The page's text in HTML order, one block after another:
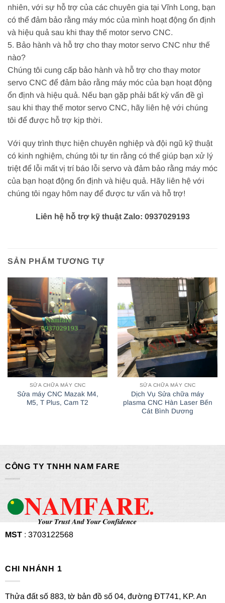
nhiên, với sự hỗ trợ của các chuyên gia tại Vĩnh Long, bạn
có thể đảm bảo rằng máy móc của mình hoạt động ổn định
và hiệu quả sau khi thay thế motor servo CNC.
5. Bảo hành và hỗ trợ cho thay motor servo CNC như thế
nào?
Chúng tôi cung cấp bảo hành và hỗ trợ cho thay motor
servo CNC để đảm bảo rằng máy móc của bạn hoạt động
ổn định và hiệu quả. Nếu bạn gặp phải bất kỳ vấn đề gì
sau khi thay thế motor servo CNC, hãy liên hệ với chúng
tôi để được hỗ trợ kịp thời.
Với quy trình thực hiện chuyên nghiệp và đội ngũ kỹ thuật
có kinh nghiệm, chúng tôi tự tin rằng có thể giúp bạn xử lý
triệt để lỗi mất vị trí báo lỗi servo và đảm bảo rằng máy móc
của bạn hoạt động ổn định và hiệu quả. Hãy liên hệ với
chúng tôi ngay hôm nay để được tư vấn và hỗ trợ!
Liên hệ hỗ trợ kỹ thuật Zalo: 0937029193
SẢN PHẨM TƯƠNG TỰ
SỬA CHỮA MÁY CNC
Sửa máy CNC Mazak M4,
M5, T Plus, Cam T2
SỬA CHỮA MÁY CNC
Dịch Vụ Sửa chữa máy
plasma CNC Hàn Laser Bến
Cát Bình Dương
CÔNG TY TNHH NAM FARE
MST: 3703122568
CHI NHÁNH 1
Thửa đất số 883, tờ bản đồ số 04, đường ĐT741, KP. An